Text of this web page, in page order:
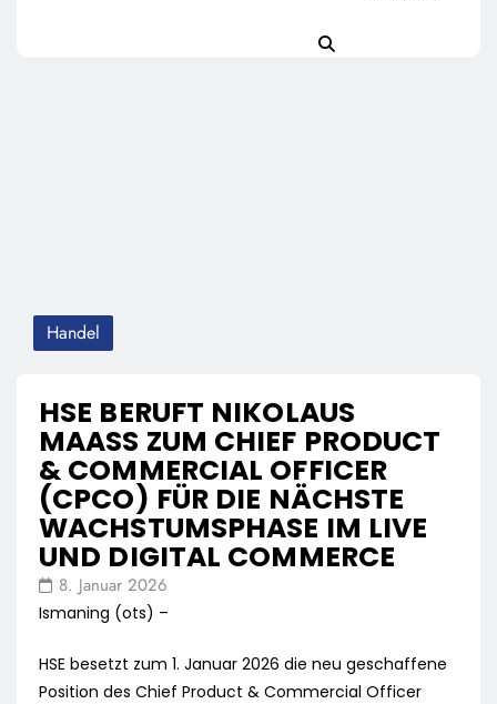
Handel
HSE BERUFT NIKOLAUS
MAASS ZUM CHIEF PRODUCT &
COMMERCIAL OFFICER (
CPCO) FÜR DIE NÄCHSTE W
ACHSTUMSPHASE IM LIVE U
ND DIGITAL COMMERCE
8. Januar 2026
Ismaning (ots) –
HSE besetzt zum 1. Januar 2026 die neu geschaffene
Position des Chief Product & Commercial Officer